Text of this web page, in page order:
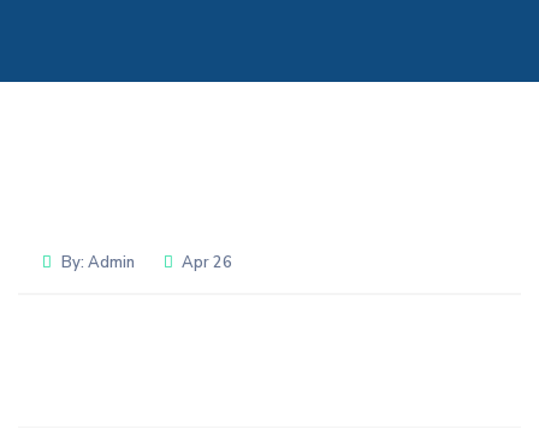
By: Admin Apr 26